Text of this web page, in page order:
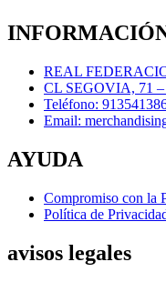
REAL
CL SEGOVIA, 71
Teléfono:
Email:
AYUDA
Compromiso con la
Política de
avisos legales